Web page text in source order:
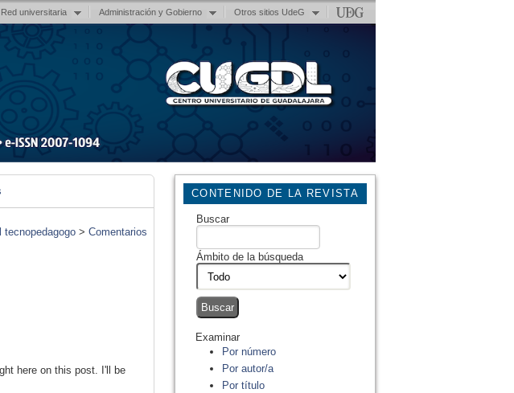
Red universitaria Administración y Gobierno Otros sitios UdeG
CONTENIDO DE LA REVISTA
Buscar
Ámbito de la búsqueda
Examinar
Por número
Por autor/a
Por título
> Comentarios
here on this post. I'll be